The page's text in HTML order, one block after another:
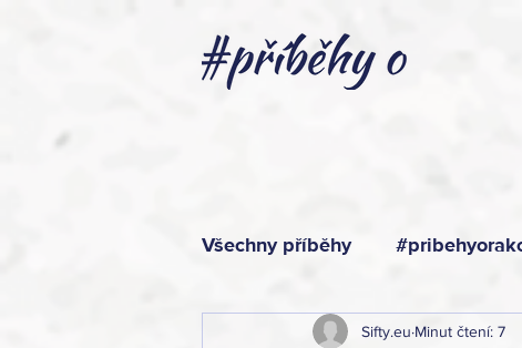
Všechny příběhy
Sifty.eu Minut čtení: 7